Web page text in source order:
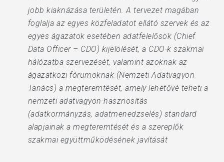
jobb kiaknázása területén. A tervezet magában
foglalja az egyes közfeladatot ellátó szervek és az
egyes ágazatok esetében adatfelelősök (Chief
Data Officer – CDO) kijelölését, a CDO-k szakmai
hálózatba szervezését, valamint azoknak az
ágazatközi fórumoknak (Nemzeti Adatvagyon
Tanács) a megteremtését, amely lehetővé teheti a
nemzeti adatvagyon-hasznosítás
(adatkormányzás, adatmenedzselés) standard
alapjainak a megteremtését és a szereplők
szakmai együttműködésének javítását